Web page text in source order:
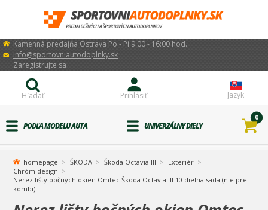
Kamenná predajňa Ostrava Po - Pi 9:00 - 16:00 hod.
info@sportovniautodoplnky.sk
Jazyk
Prihlásiť
Zaregistrujte sa
Hľadať
PODĽA MODELU AUTA UNIVERZÁLNY DIELY
0
homepage ŠKODA Škoda Octavia III
Exteriér
Chróm design
Nerez lišty bočných okien Omtec Škoda Octavia III 10 dielna sada (nie pre
kombi)